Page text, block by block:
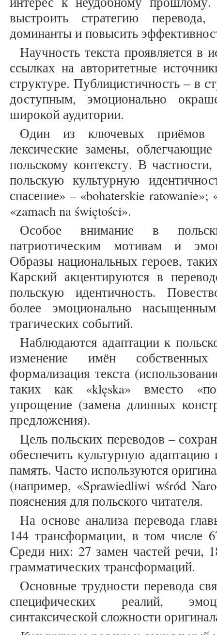
выстроить стратегию перевода,
доминанты и повысить
Научность текста проявляется в
ссылках на авторитетные
структуре. Публицистичность – в
доступным, эмоционально
широкой аудитории.
Один из ключевых приёмов
лексические замены,
польскому контексту. В
польскую культурную
спасение» – «bohaterskie ratowanie»;
«zamach na świętości».
Особое внимание в
патриотическим мотивам и
Образы национальных героев,
Карский акцентируются в
польскую идентичность.
более эмоционально
трагических событий.
Наблюдаются адаптации к
изменение имён
формализация текста
таких как «klęska» вместо
упрощение (замена длинных
предложения).
Цель польских переводов –
обеспечить культурную
память. Часто используются
(например, «Sprawiedliwi wśród
пояснения для польского читателя.
На основе анализа перевода
144 трансформации, в том числе
Среди них: 27 замен частей речи,
грамматических трансформаций.
Основные трудности перевода
специфических реалий,
синтаксической сложности